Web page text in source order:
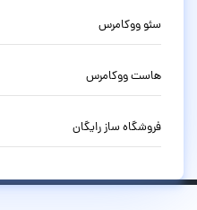
سئو ووکامرس
هاست ووکامرس
فروشگاه ساز رایگان